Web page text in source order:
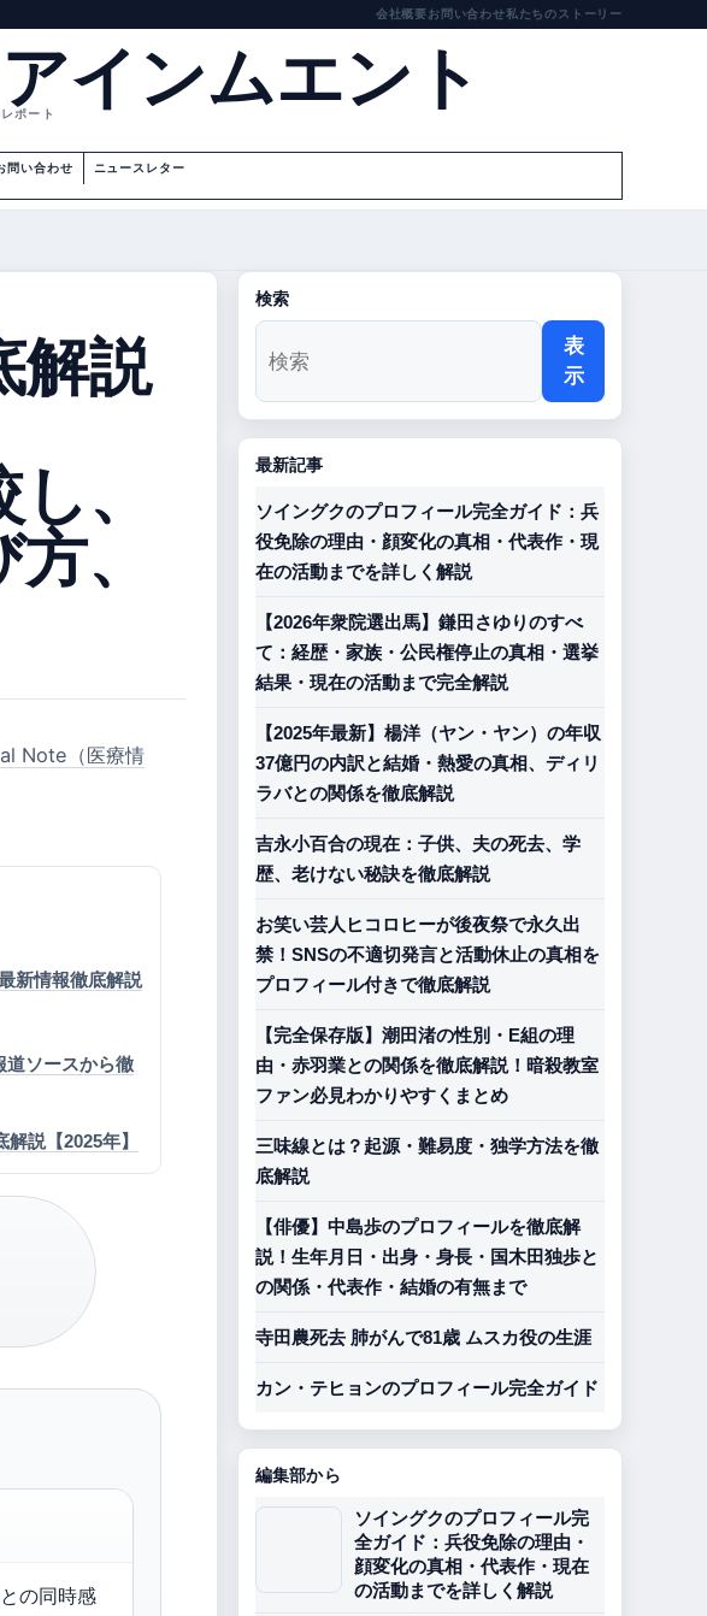
会社概要お問い合わせ私たちのストーリー
インムエント
ポート
問い合わせ ニュースレター
解説
、
、
Note（医療情
新情報徹底解説
道ソースから徹
説【2025年】
の同時感
検索
表
示
最新記事
ソイングクのプロフィール完全ガイド：兵
役免除の理由・顔変化の真相・代表作・現
在の活動までを詳しく解説
【2026年衆院選出馬】鎌田さゆりのすべ
て：経歴・家族・公民権停止の真相・選挙
結果・現在の活動まで完全解説
【2025年最新】楊洋（ヤン・ヤン）の年収
37億円の内訳と結婚・熱愛の真相、ディリ
ラバとの関係を徹底解説
吉永小百合の現在：子供、夫の死去、学
歴、老けない秘訣を徹底解説
お笑い芸人ヒコロヒーが後夜祭で永久出
禁！SNSの不適切発言と活動休止の真相を
プロフィール付きで徹底解説
【完全保存版】潮田渚の性別・E組の理
由・赤羽業との関係を徹底解説！暗殺教室
ファン必見わかりやすくまとめ
三味線とは？起源・難易度・独学方法を徹
底解説
【俳優】中島歩のプロフィールを徹底解
説！生年月日・出身・身長・国木田独歩と
の関係・代表作・結婚の有無まで
寺田農死去 肺がんで81歳 ムスカ役の生涯
カン・テヒョンのプロフィール完全ガイド
編集部から
ソイングクのプロフィール完
全ガイド：兵役免除の理由・
顔変化の真相・代表作・現在
の活動までを詳しく解説